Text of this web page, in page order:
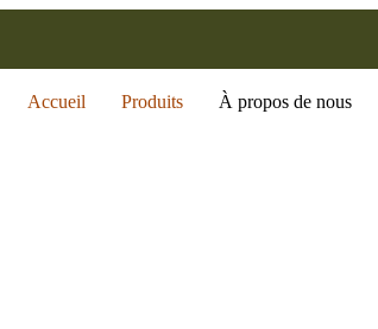
Accueil Produits À propos de nous